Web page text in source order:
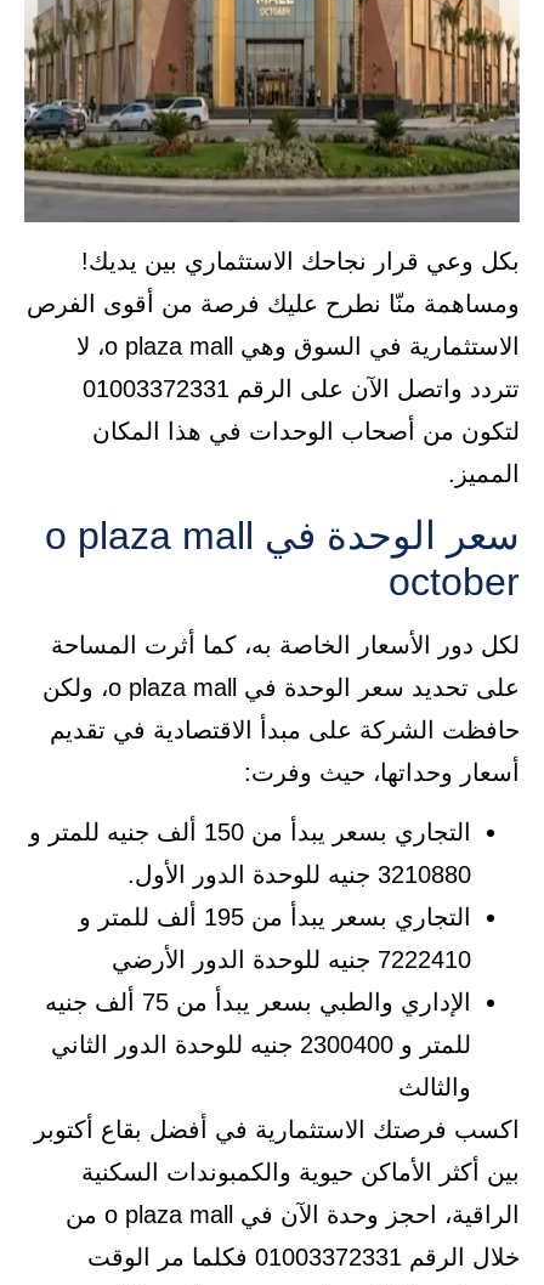
بكل وعي قرار نجاحك الاستثماري بين يديك!
ومساهمة منّا نطرح عليك فرصة من أقوى الفرص
الاستثمارية في السوق وهي o plaza mall، لا
تتردد واتصل الآن على الرقم 01003372331
لتكون من أصحاب الوحدات في هذا المكان
المميز.
سعر الوحدة في o plaza mall
october
لكل دور الأسعار الخاصة به، كما أثرت المساحة
على تحديد سعر الوحدة في o plaza mall، ولكن
حافظت الشركة على مبدأ الاقتصادية في تقديم
أسعار وحداتها، حيث وفرت:
التجاري بسعر يبدأ من 150 ألف جنيه للمتر و
3210880 جنيه للوحدة الدور الأول.
التجاري بسعر يبدأ من 195 ألف للمتر و
7222410 جنيه للوحدة الدور الأرضي
الإداري والطبي بسعر يبدأ من 75 ألف جنيه
للمتر و 2300400 جنيه للوحدة الدور الثاني
والثالث
اكسب فرصتك الاستثمارية في أفضل بقاع أكتوبر
بين أكثر الأماكن حيوية والكمبوندات السكنية
الراقية، احجز وحدة الآن في o plaza mall من
خلال الرقم 01003372331 فكلما مر الوقت